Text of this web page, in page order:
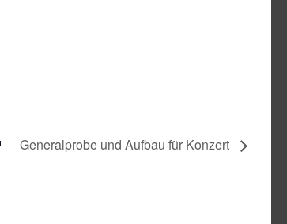
Generalprobe und Aufbau für Konzert